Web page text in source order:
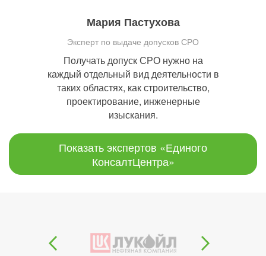
Мария Пастухова
Эксперт по выдаче допусков СРО
Получать допуск СРО нужно на
каждый отдельный вид деятельности в
таких областях, как строительство,
проектирование, инженерные
изыскания.
Показать экспертов «Единого
КонсалтЦентра»